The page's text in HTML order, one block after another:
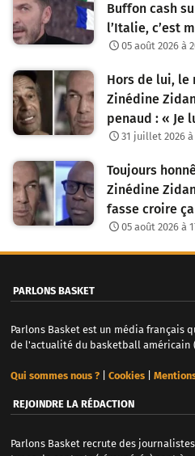
Buffon cash
l’Italie, c’est
05 août 2026 à
Hors de lui, le
Zinédine
penaud : « Je
31 juillet 2026 à
Toujours
Zinédine
fasse croire
05 août 2026 à
PARLONS BASKET
Parlons Basket est un média français
de l'actualité du basketball américain
Qui sommes nous ?| Cookies|
REJOINDRE LA RÉDACTION
Parlons Basket recrute des